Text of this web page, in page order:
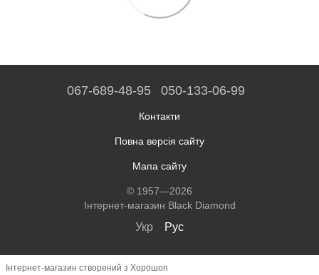
067-689-48-95 050-133-06-99
Контакти
Повна версія сайту
Мапа сайту
© 1957—2026
Інтернет-магазин Black Diamond
Укр Рус
Інтернет-магазин створений з Хорошоп